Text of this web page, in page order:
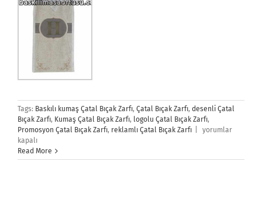
Tags: Baskılı kumaş Çatal Bıçak Zarfı, Çatal Bıçak Zarfı, desenli Çatal
Bıçak Zarfı, Kumaş Çatal Bıçak Zarfı, logolu Çatal Bıçak Zarfı,
Promosyon Çatal Bıçak Zarfı, reklamlı Çatal Bıçak Zarfı
Çatal
için
yorumlar
kapalı
Read More